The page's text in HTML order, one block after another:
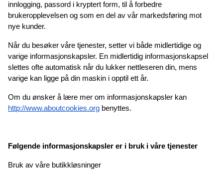
innlogging, passord i kryptert form, til å forbedre
brukeropplevelsen og som en del av vår markedsføring mot
nye kunder.
Når du besøker våre tjenester, setter vi både midlertidige og
varige informasjonskapsler. En midlertidig informasjonskapsel
slettes ofte automatisk når du lukker nettleseren din, mens
varige kan ligge på din maskin i opptil ett år.
http://www.aboutcookies.org benyttes.
Følgende informasjonskapsler er i bruk i våre tjenester
Bruk av våre butikkløsninger